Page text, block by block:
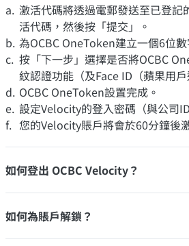
激活代碼將透過電郵發送至已登記
活代碼，然後按「提交」。
為OCBC OneToken建立一個6位
按「下一步」選擇是否將OCBC
紋認證功能（及Face ID（蘋果用
OCBC OneToken設置完成。
設定Velocity的登入密碼（與公司
您的Velocity賬戶將會於60分鐘後
如何登出 OCBC Velocity？
如何為賬戶解鎖？